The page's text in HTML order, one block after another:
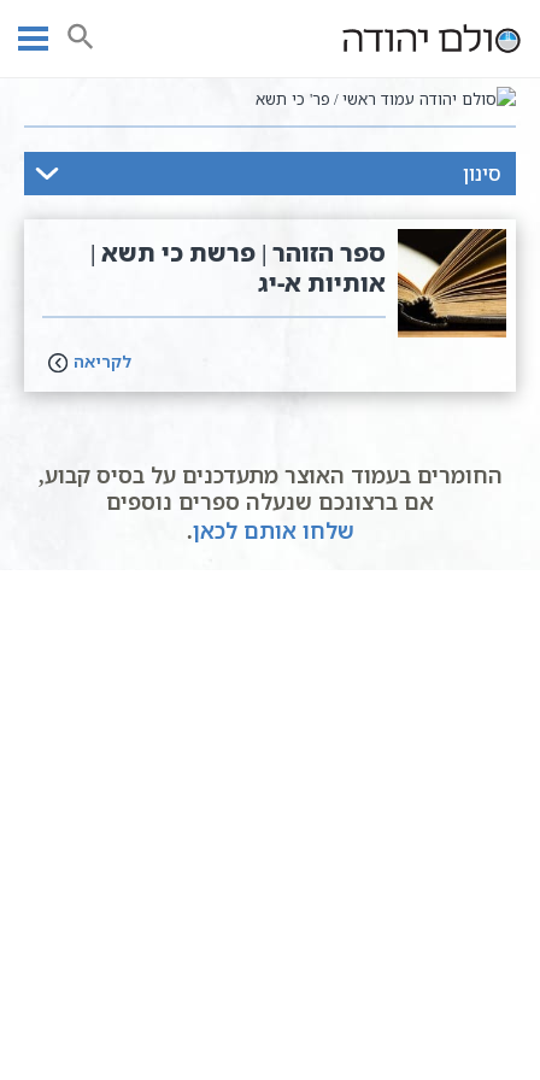
חיפוש
עמוד ראשי פר' כי תשא
ספר הזוהר | פרשת כי תשא |
אותיות א-יג
לקריאה
החומרים בעמוד האוצר מתעדכנים על בסיס קבוע,
אם ברצונכם שנעלה ספרים נוספים
שלחו אותם לכאן.
סינון